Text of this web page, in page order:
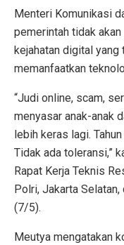
Menteri Komunikasi
pemerintah tidak
kejahatan digital
memanfaatkan
“Judi online, scam,
menyasar anak-anak
lebih keras lagi.
Tidak ada toleransi,”
Rapat Kerja Teknis
Polri, Jakarta
(7/5).
Meutya mengatakan